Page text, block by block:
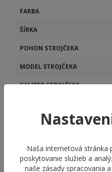
FARBA
ŠÍRKA
POHON STROJČEKA
MODEL STROJČEKA
KALIBER STROJČEKA
Naša internetová stránka
poskytovanie služieb a
naše zásady spracovania